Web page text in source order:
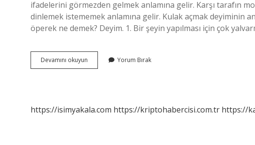
ifadelerini görmezden gelmek anlamına gelir. Karşı tarafın
dinlemek istememek anlamına gelir. Kulak açmak deyiminin
öperek ne demek? Deyim. 1. Bir şeyin yapılması için çok
Devamını okuyun
Tıkamak
Yorum Bırak
https://isimyakala.com https://kriptohabercisi.com.tr https://